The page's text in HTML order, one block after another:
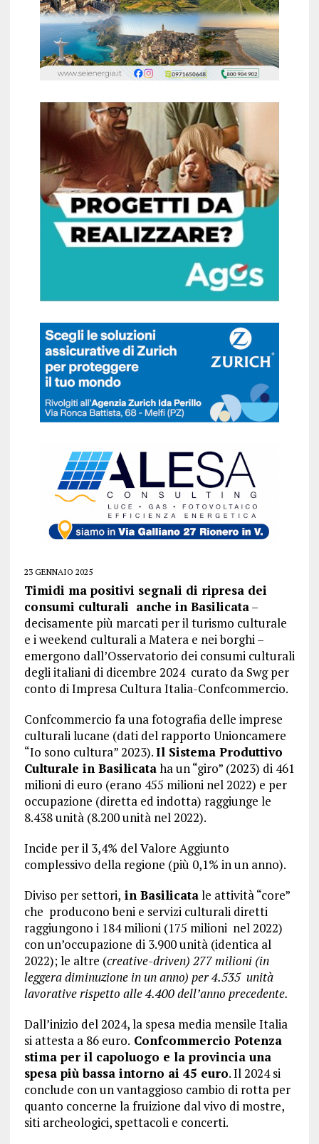
23 GENNAIO 2025
Timidi ma positivi segnali di ripresa dei
consumi culturali anche in Basilicata–
decisamente più marcati per il turismo culturale
e i weekend culturali a Matera e nei borghi –
emergono dall’Osservatorio dei consumi culturali
degli italiani di dicembre 2024 curato da Swg per
conto di Impresa Cultura Italia-Confcommercio.
Confcommercio fa una fotografia delle imprese
culturali lucane (dati del rapporto Unioncamere
“Io sono cultura” 2023).Il Sistema Produttivo
Culturale in Basilicataha un “giro” (2023) di 461
milioni di euro (erano 455 milioni nel 2022) e per
occupazione (diretta ed indotta) raggiunge le
8.438 unità (8.200 unità nel 2022).
Incide per il 3,4% del Valore Aggiunto
complessivo della regione (più 0,1% in un anno).
Diviso per settori, in Basilicatale attività “core”
che producono beni e servizi culturali diretti
raggiungono i 184 milioni (175 milioni nel 2022)
con un’occupazione di 3.900 unità (identica al
2022); le altre (creative-driven) 277 milioni (in
leggera diminuzione in un anno) per 4.535 unità
lavorative rispetto alle 4.400 dell’anno precedente.
Dall’inizio del 2024, la spesa media mensile Italia
si attesta a 86 euro. Confcommercio Potenza
stima per il capoluogo e la provincia una
spesa più bassa intorno ai 45 euro. Il 2024 si
conclude con un vantaggioso cambio di rotta per
quanto concerne la fruizione dal vivo di mostre,
siti archeologici, spettacoli e concerti.